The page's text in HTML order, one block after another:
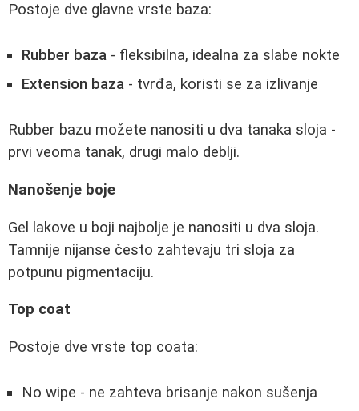
Postoje dve glavne vrste baza:
Rubber baza - fleksibilna, idealna za slabe nokte
Extension baza - tvrđa, koristi se za izlivanje
Rubber bazu možete nanositi u dva tanaka sloja -
prvi veoma tanak, drugi malo deblji.
Nanošenje boje
Gel lakove u boji najbolje je nanositi u dva sloja.
Tamnije nijanse često zahtevaju tri sloja za
potpunu pigmentaciju.
Top coat
Postoje dve vrste top coata:
No wipe - ne zahteva brisanje nakon sušenja